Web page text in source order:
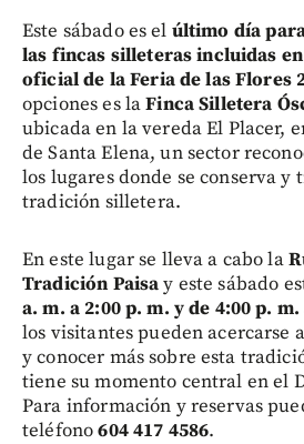
Este sábado es el último día
las fincas silleteras incluidas
oficial de la Feria de las Flores
opciones es laFinca Silletera
ubicada en la vereda El Placer,
de Santa Elena, un sector
los lugares donde se conserva y
tradición silletera.
En este lugar se lleva a cabo la
Tradición Paisay este sábado
a. m. a 2:00 p. m. y de 4:00 p.
los visitantes pueden acercarse
y conocer más sobre esta
tiene su momento central en el
Para información y reservas
teléfono604 417 4586.